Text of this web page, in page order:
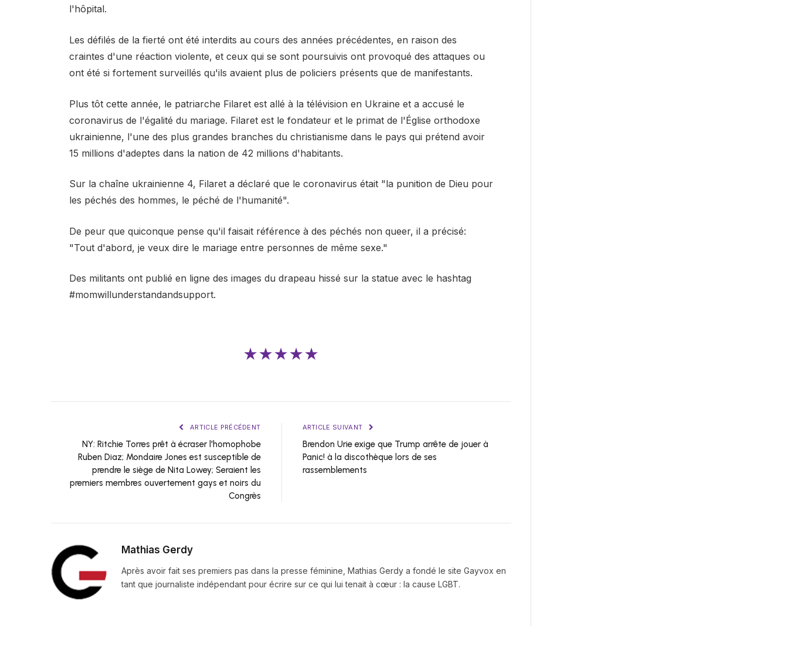
l'hôpital.
Les défilés de la fierté ont été interdits au cours des années précédentes, en raison des
craintes d'une réaction violente, et ceux qui se sont poursuivis ont provoqué des attaques ou
ont été si fortement surveillés qu'ils avaient plus de policiers présents que de manifestants.
Plus tôt cette année, le patriarche Filaret est allé à la télévision en Ukraine et a accusé le
coronavirus de l'égalité du mariage. Filaret est le fondateur et le primat de l'Église orthodoxe
ukrainienne, l'une des plus grandes branches du christianisme dans le pays qui prétend avoir
15 millions d'adeptes dans la nation de 42 millions d'habitants.
Sur la chaîne ukrainienne 4, Filaret a déclaré que le coronavirus était "la punition de Dieu pour
les péchés des hommes, le péché de l'humanité".
De peur que quiconque pense qu'il faisait référence à des péchés non queer, il a précisé:
"Tout d'abord, je veux dire le mariage entre personnes de même sexe."
Des militants ont publié en ligne des images du drapeau hissé sur la statue avec le hashtag
#momwillunderstandandsupport.
★★★★★
ARTICLE PRÉCÉDENT
NY: Ritchie Torres prêt à écraser l'homophobe
Ruben Diaz; Mondaire Jones est susceptible de
prendre le siège de Nita Lowey; Seraient les
premiers membres ouvertement gays et noirs du
Congrès
ARTICLE SUIVANT
Brendon Urie exige que Trump arrête de jouer à
Panic! à la discothèque lors de ses
rassemblements
Mathias Gerdy
Après avoir fait ses premiers pas dans la presse féminine, Mathias Gerdy a fondé le site Gayvox en
tant que journaliste indépendant pour écrire sur ce qui lui tenait à cœur : la cause LGBT.